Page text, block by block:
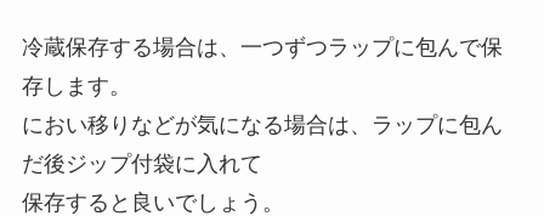
冷蔵保存する場合は、一つずつラップに包んで保
存します。
におい移りなどが気になる場合は、ラップに包ん
だ後ジップ付袋に入れて
保存すると良いでしょう。